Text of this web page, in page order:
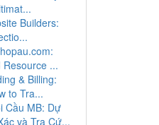
Builders:
Resource ...
& Billing:
to Tra...
Cầu MB: Dự
và Tra Cứ...